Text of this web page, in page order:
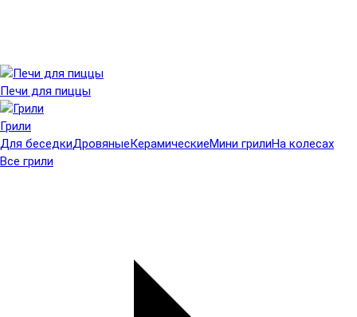
Печи для пиццы
Грили
Для беседкиДровяныеКерамическиеМини грилиНа колесах
Все грили